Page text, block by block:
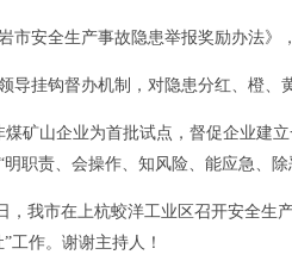
安全生产事故隐患举报奖励办法》，
挂钩督办机制，对隐患分红、橙、
山企业为首批试点，督促企业建立
职责、会操作、知风险、能应急、除
我市在上杭蛟洋工业区召开安全生
工作。谢谢主持人！